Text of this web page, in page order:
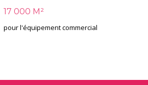
17 000 M²
pour l'équipement commercial